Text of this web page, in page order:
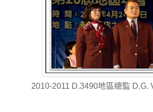
2010-2011 D.3490地區總監 D.G.